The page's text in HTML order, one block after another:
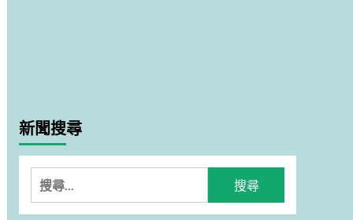
新聞搜尋
搜
尋
關